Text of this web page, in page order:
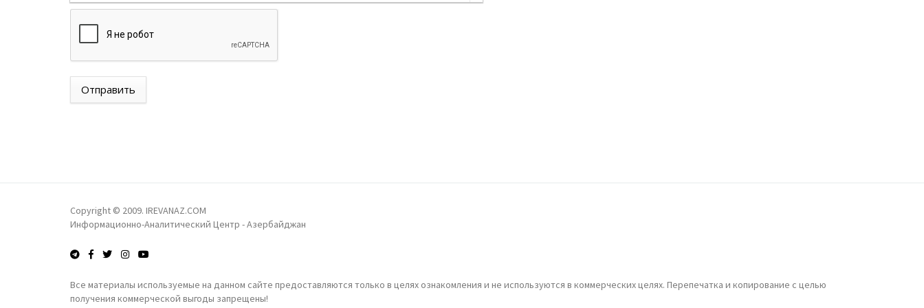
Отправить
Copyright © 2009. IREVANAZ.COM
Информационно-Аналитический Центр - Азербайджан
Все материалы используемые на данном сайте предоставляются только в целях ознакомления и не используются в коммерческих целях. Перепечатка и копирование с целью
получения коммерческой выгоды запрещены!